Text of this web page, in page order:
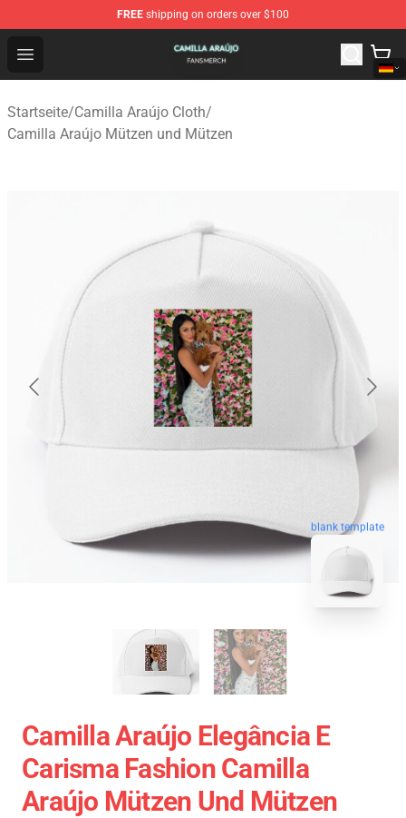
FREE shipping on orders over $100
Open menu
Camilla Araújo Shop - Official Camilla Araújo
Startseite/Camilla Araújo Cloth/
Camilla Araújo Mützen und Mützen
blank template
Camilla Araújo Elegância E
Carisma Fashion Camilla
Araújo Mützen Und Mützen